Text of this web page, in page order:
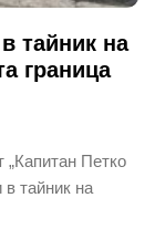
тайник на
граница
„Капитан Петко
в тайник на